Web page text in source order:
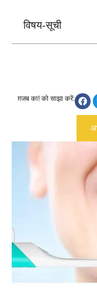
विषय-सूची
ग़जब का! को साझा करें: